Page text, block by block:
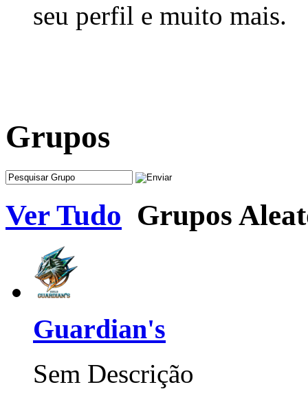
seu perfil e muito mais.
Grupos
Ver Tudo Grupos
Guardian's
Sem Descrição